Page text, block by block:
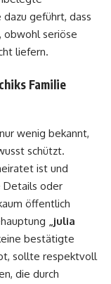
geführt, dass
obwohl seriöse
liefern.
Familie
wenig bekannt,
schützt.
ist und
Details oder
öffentlich
„julia
bestätigte
sollte respektvoll
die durch